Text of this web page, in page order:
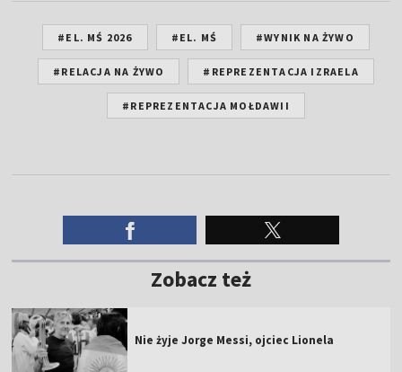
#EL. MŚ 2026 #EL. MŚ #WYNIK NA ŻYWO
#RELACJA NA ŻYWO #REPREZENTACJA IZRAELA
#REPREZENTACJA MOŁDAWII
Zobacz też
Nie żyje Jorge Messi, ojciec Lionela